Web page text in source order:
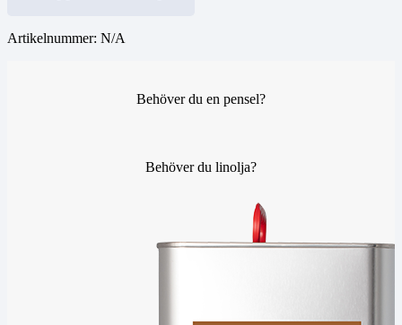
Artikelnummer: N/A
Behöver du en pensel?
Behöver du linolja?